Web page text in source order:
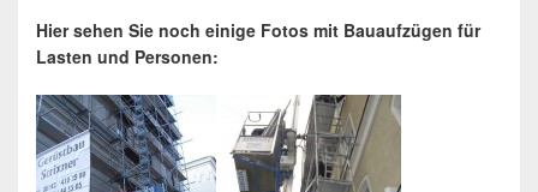
Hier sehen Sie noch einige Fotos mit Bauaufzügen für
Lasten und Personen: